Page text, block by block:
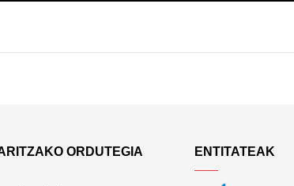
ORDUTEGIA ENTITATEAK